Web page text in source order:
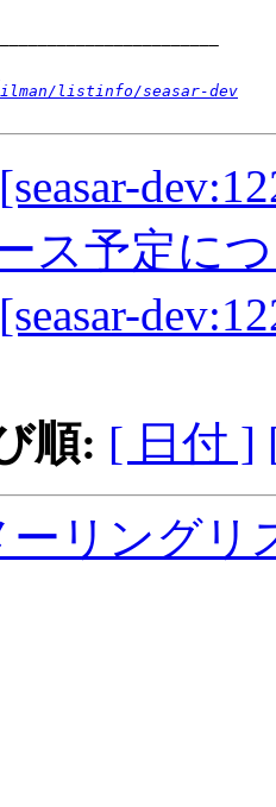
listinfo/seasar-dev
[seasar-
ス予定に
[seasar-
順: [ 日付 ]
ーリング